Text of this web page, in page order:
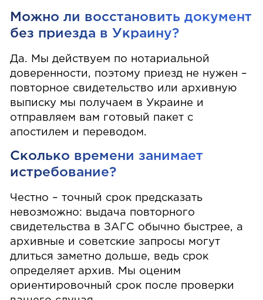
Можно ли восстановить документ
без приезда в Украину?
Да. Мы действуем по нотариальной
доверенности, поэтому приезд не нужен –
повторное свидетельство или архивную
выписку мы получаем в Украине и
отправляем вам готовый пакет с
апостилем и переводом.
Сколько времени занимает
истребование?
Честно – точный срок предсказать
невозможно: выдача повторного
свидетельства в ЗАГС обычно быстрее, а
архивные и советские запросы могут
длиться заметно дольше, ведь срок
определяет архив. Мы оценим
ориентировочный срок после проверки